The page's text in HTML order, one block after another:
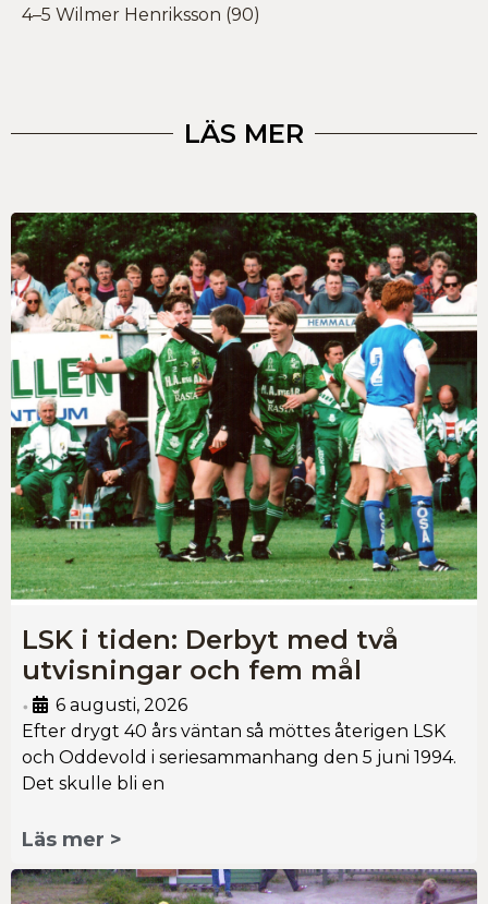
4–5 Wilmer Henriksson (90)
LÄS MER
LSK i tiden: Derbyt med två
utvisningar och fem mål
•
6 augusti, 2026
Efter drygt 40 års väntan så möttes återigen LSK
och Oddevold i seriesammanhang den 5 juni 1994.
Det skulle bli en
Läs mer >